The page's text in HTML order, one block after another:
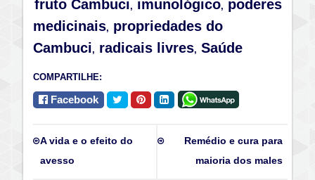
fruto Cambuci, imunológico, poderes
medicinais, propriedades do
Cambuci, radicais livres, Saúde
COMPARTILHE:
Facebook
Remédio e cura para
maioria dos males
A vida e o efeito do
avesso